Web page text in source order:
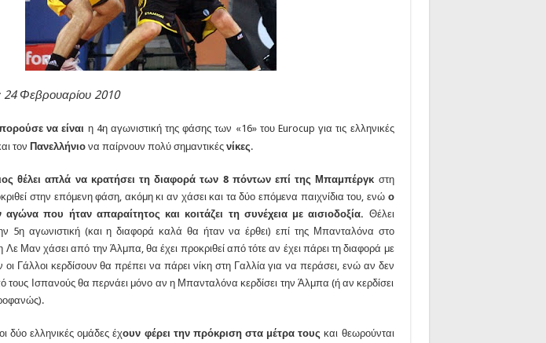
24 Φεβρουαρίου 2010
να είναι η 4η αγωνιστική της φάσης των «16» του Eurocup για τις ελληνικές
τον Πανελλήνιο να παίρνουν πολύ σημαντικές νίκες.
θέλει απλά να κρατήσει τη διαφορά των 8 πόντων επί της Μπαμπέργκ στη
στην επόμενη φάση, ακόμη κι αν χάσει και τα δύο επόμενα παιχνίδια του, ενώ ο
αγώνα που ήταν απαραίτητος και κοιτάζει τη συνέχεια με αισιοδοξία. Θέλει
5η αγωνιστική (και η διαφορά καλά θα ήταν να έρθει) επί της Μπανταλόνα στο
Λε Μαν χάσει από την Άλμπα, θα έχει προκριθεί από τότε αν έχει πάρει τη διαφορά με
Γάλλοι κερδίσουν θα πρέπει να πάρει νίκη στη Γαλλία για να περάσει, ενώ αν δεν
τους Ισπανούς θα περνάει μόνο αν η Μπανταλόνα κερδίσει την Άλμπα (ή αν κερδίσει
δύο ελληνικές ομάδες έχουν φέρει την πρόκριση στα μέτρα τουςκαι θεωρούνται